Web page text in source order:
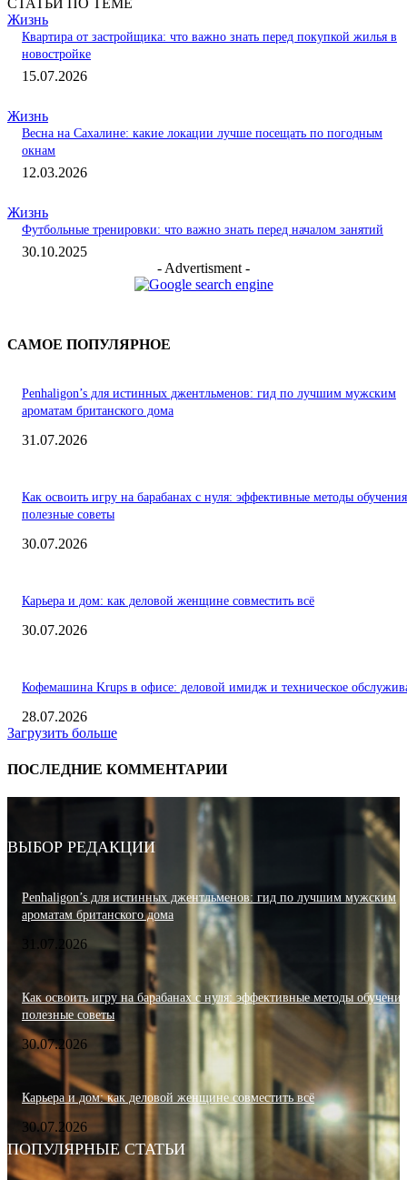
СТАТЬИ ПО ТЕМЕ
Жизнь
Квартира от застройщика: что важно знать перед покупкой жилья в
новостройке
15.07.2026
Жизнь
Весна на Сахалине: какие локации лучше посещать по погодным
окнам
12.03.2026
Жизнь
Футбольные тренировки: что важно знать перед началом занятий
30.10.2025
- Advertisment -
САМОЕ ПОПУЛЯРНОЕ
Penhaligon’s для истинных джентльменов: гид по лучшим мужским
ароматам британского дома
31.07.2026
Как освоить игру на барабанах с нуля: эффективные методы
полезные советы
30.07.2026
Карьера и дом: как деловой женщине совместить всё
30.07.2026
Кофемашина Krups в офисе: деловой имидж и техническое
28.07.2026
Загрузить больше
ПОСЛЕДНИЕ КОММЕНТАРИИ
ВЫБОР РЕДАКЦИИ
Penhaligon’s для истинных джентльменов: гид по лучшим мужским
ароматам британского дома
31.07.2026
Как освоить игру на барабанах с нуля: эффективные методы
полезные советы
30.07.2026
Карьера и дом: как деловой женщине совместить всё
30.07.2026
ПОПУЛЯРНЫЕ СТАТЬИ